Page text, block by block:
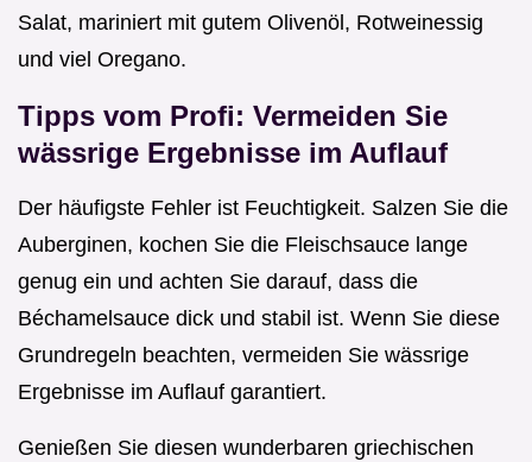
Salat, mariniert mit gutem Olivenöl, Rotweinessig
und viel Oregano.
Tipps vom Profi: Vermeiden Sie
wässrige Ergebnisse im Auflauf
Der häufigste Fehler ist Feuchtigkeit. Salzen Sie die
Auberginen, kochen Sie die Fleischsauce lange
genug ein und achten Sie darauf, dass die
Béchamelsauce dick und stabil ist. Wenn Sie diese
Grundregeln beachten, vermeiden Sie wässrige
Ergebnisse im Auflauf garantiert.
Genießen Sie diesen wunderbaren griechischen